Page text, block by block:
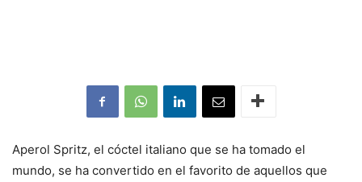
Aperol Spritz, el cóctel italiano que se ha tomado el
mundo, se ha convertido en el favorito de aquellos que